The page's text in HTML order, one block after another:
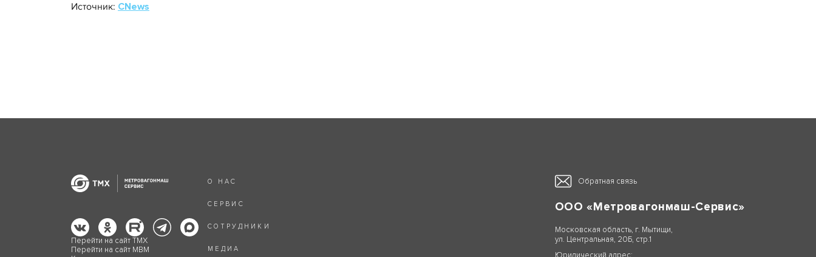
Источник: CNews
О НАС
СЕРВИС
СОТРУДНИКИ
МЕДИА
Перейти на сайт ТМХ
Перейти на сайт МВМ
Обратная связь
ООО «Метровагонмаш-Сервис»
Московская область, г. Мытищи,
ул. Центральная, 20Б, стр.1